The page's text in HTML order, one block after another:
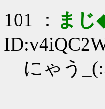
101 ： まじ
にゃう